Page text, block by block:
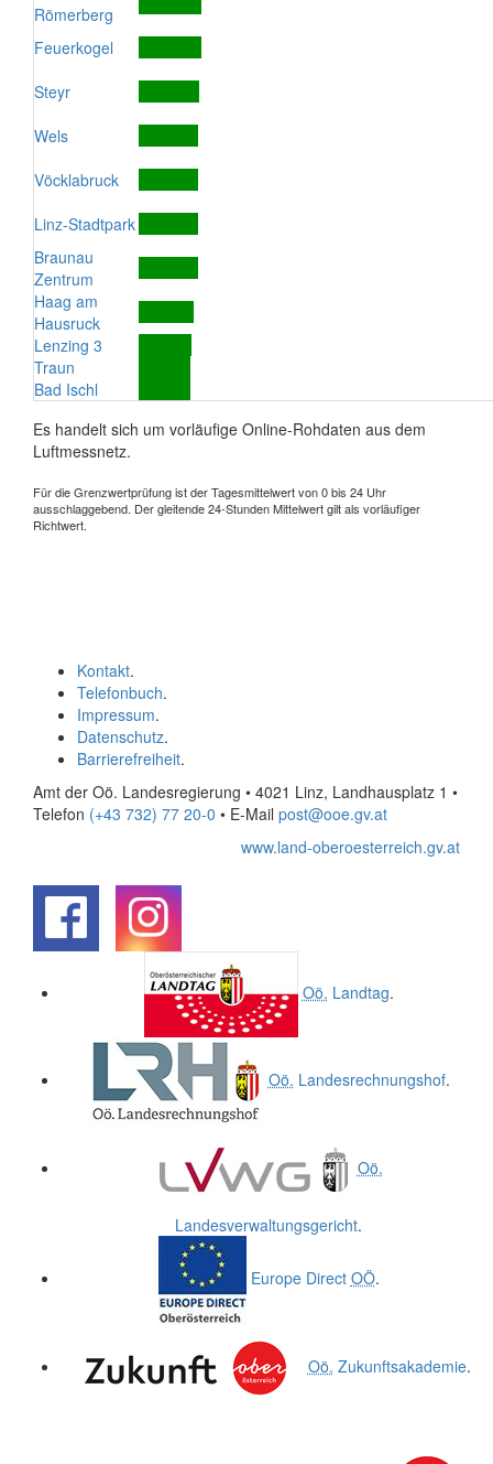
Römerberg
Feuerkogel
Steyr
Wels
Vöcklabruck
Linz-Stadtpark
Braunau
Zentrum
Haag am
Hausruck
Lenzing 3
Traun
Bad Ischl
Es handelt sich um vorläufige Online-Rohdaten aus dem
Luftmessnetz.
Für die Grenzwertprüfung ist der Tagesmittelwert von 0 bis 24 Uhr
ausschlaggebend. Der gleitende 24-Stunden Mittelwert gilt als vorläufiger
Richtwert.
Kontakt.
Telefonbuch.
Impressum.
Datenschutz.
Barrierefreiheit.
Amt der Oö. Landesregierung • 4021 Linz, Landhausplatz 1 •
Telefon (+43 732) 77 20-0 • E-Mail post@ooe.gv.at
www.land-oberoesterreich.gv.at
Oö. Landtag.
Oö. Landesrechnungshof.
Oö.
Landesverwaltungsgericht.
Europe Direct OÖ.
Oö. Zukunftsakademie.